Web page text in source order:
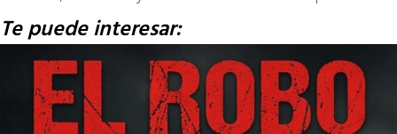
Te puede interesar: